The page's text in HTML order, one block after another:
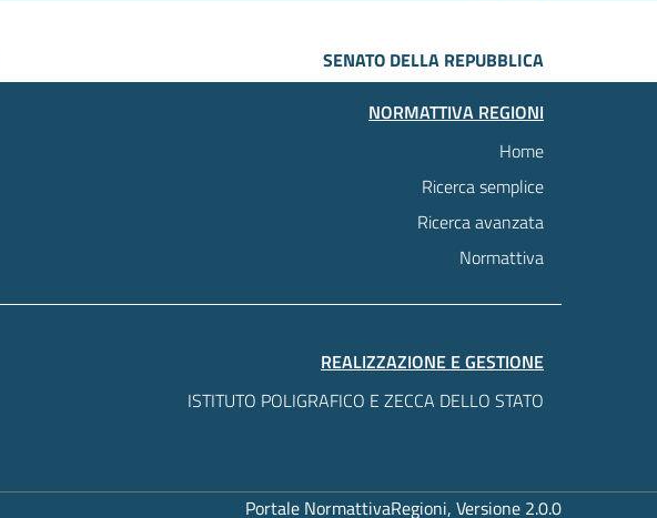
SENATO DELLA REPUBBLICA
NORMATTIVA REGIONI
Home
Ricerca semplice
Ricerca avanzata
Normattiva
REALIZZAZIONE E GESTIONE
ISTITUTO POLIGRAFICO E ZECCA DELLO STATO
Portale NormattivaRegioni, Versione 2.0.0